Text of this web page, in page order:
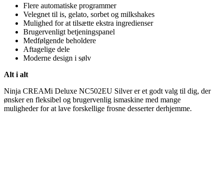
Flere automatiske programmer
Velegnet til is, gelato, sorbet og milkshakes
Mulighed for at tilsætte ekstra ingredienser
Brugervenligt betjeningspanel
Medfølgende beholdere
Aftagelige dele
Moderne design i sølv
Alt i alt
Ninja CREAMi Deluxe NC502EU Silver er et godt valg til dig, der
ønsker en fleksibel og brugervenlig ismaskine med mange
muligheder for at lave forskellige frosne desserter derhjemme.